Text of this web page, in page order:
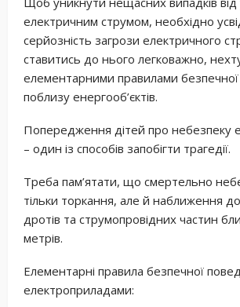
електричним струмом, необхідно
серйозність загрози електричного
ставитись до нього легковажно,
елементарними правилами безпечної
поблизу енергооб’єктів.
Попередження дітей про небезпеку
– один із способів запобігти трагедії.
Треба пам’ятати, що смертельно
тільки торкання, але й наближення
дротів та струмопровідних частин
метрів.
Елементарні правила безпечної
електроприладами: